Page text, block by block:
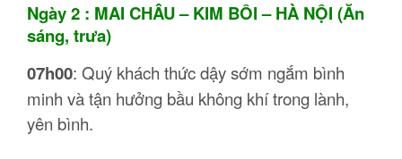
Ngày 2 : MAI CHÂU – KIM BÔI – HÀ NỘI (Ăn
sáng, trưa)
07h00: Quý khách thức dậy sớm ngắm bình
minh và tận hưởng bầu không khí trong lành,
yên bình.